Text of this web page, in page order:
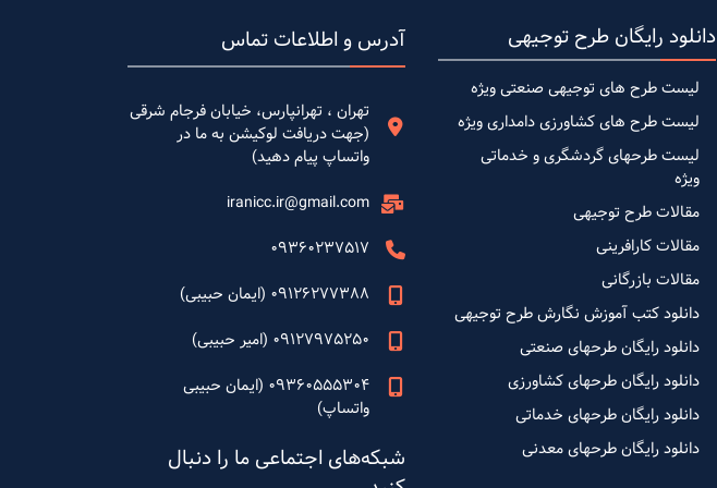
دانلود رایگان طرح توجیهی
لیست طرح های توجیهی صنعتی ویژه
لیست طرح های کشاورزی دامداری ویژه
لیست طرحهای گردشگری و خدماتی
ویژه
مقالات طرح توجیهی
مقالات کارافرینی
مقالات بازرگانی
دانلود کتب آموزش نگارش طرح توجیهی
دانلود رایگان طرحهای صنعتی
دانلود رایگان طرحهای کشاورزی
دانلود رایگان طرحهای خدماتی
دانلود رایگان طرحهای معدنی
آدرس و اطلاعات تماس
تهران ، تهرانپارس، خیابان فرجام شرقی
(جهت دریافت لوکیشن به ما در
واتساپ پیام دهید)
iranicc.ir@gmail.com
09360237517
09126277388 (ایمان حبیبی)
09127975250 (امیر حبیبی)
09360555304 (ایمان حبیبی
واتساپ)
شبکه‌های اجتماعی ما را دنبال